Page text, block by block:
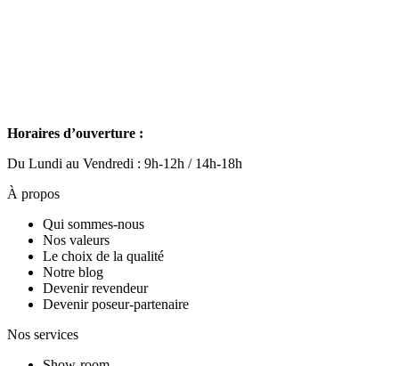
Horaires d’ouverture :
Du Lundi au Vendredi : 9h-12h / 14h-18h
À propos
Qui sommes-nous
Nos valeurs
Le choix de la qualité
Notre blog
Devenir revendeur
Devenir poseur-partenaire
Nos services